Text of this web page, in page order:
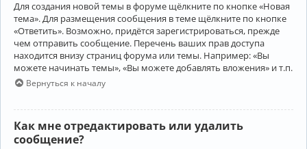
Для создания новой темы в форуме щёлкните по кнопке «Новая
тема». Для размещения сообщения в теме щёлкните по кнопке
«Ответить». Возможно, придётся зарегистрироваться, прежде
чем отправить сообщение. Перечень ваших прав доступа
находится внизу страниц форума или темы. Например: «Вы
можете начинать темы», «Вы можете добавлять вложения» и т.п.
Вернуться к началу
Как мне отредактировать или удалить
сообщение?